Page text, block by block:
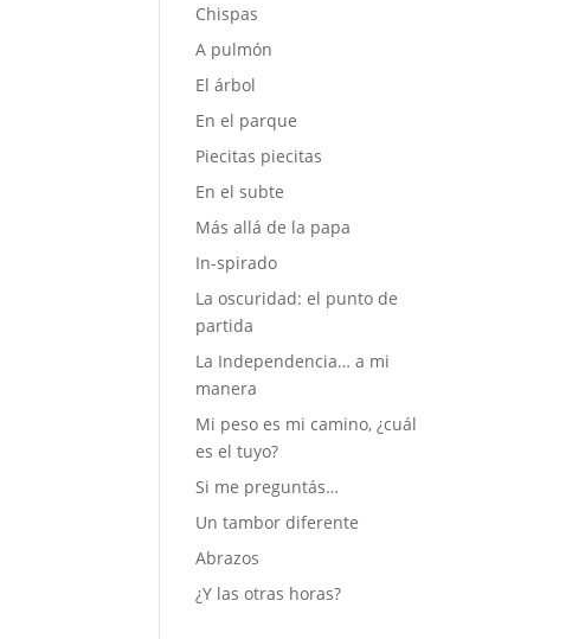
Chispas
A pulmón
El árbol
En el parque
Piecitas piecitas
En el subte
Más allá de la papa
In-spirado
La oscuridad: el punto de
partida
La Independencia… a mi
manera
Mi peso es mi camino, ¿cuál
es el tuyo?
Si me preguntás…
Un tambor diferente
Abrazos
¿Y las otras horas?